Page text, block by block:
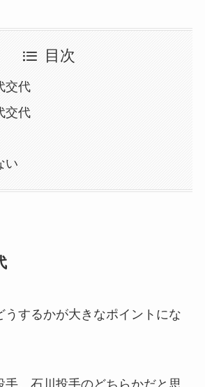
目次
交代
交代
い
うするかが大きなポイントにな
手、石川投手のどちらかだと思